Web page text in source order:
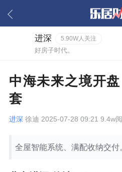
进深 5.90W人关注
好房子时代。
中海未来之境开
套
进深 徐迪 2025-07-28 09:21 9.4w
全屋智能系统、满配收纳交付